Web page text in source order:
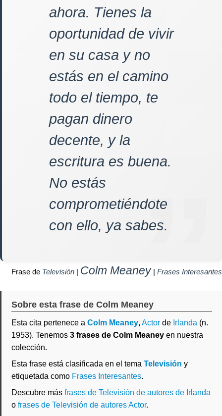
ahora. Tienes la
oportunidad de vivir
en su casa y no
estás en el camino
todo el tiempo, te
pagan dinero
decente, y la
escritura es buena.
No estás
comprometiéndote
con ello, ya sabes.
Frase de Televisión | Colm Meaney | Frases Interesantes
Sobre esta frase de Colm Meaney
Esta cita pertenece a Colm Meaney, Actor de Irlanda (n.
1953). Tenemos 3 frases de Colm Meaney en nuestra
colección.
Esta frase está clasificada en el tema Televisión y
etiquetada como Frases Interesantes.
Descubre más frases de Televisión de autores de Irlanda
o frases de Televisión de autores Actor.